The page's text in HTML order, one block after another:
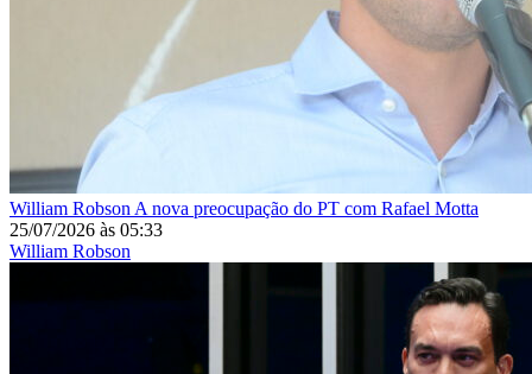
William Robson A nova preocupação do PT com Rafael Motta
25/07/2026 às 05:33
William Robson